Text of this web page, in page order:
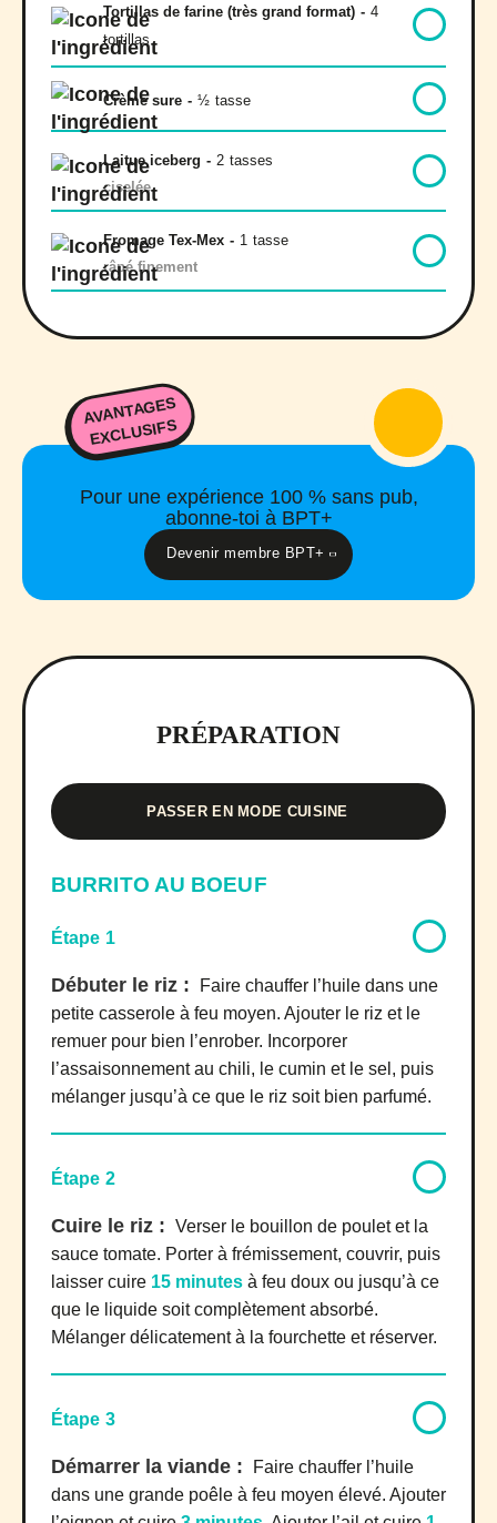
Tortillas de farine (très grand format) - 4
tortillas
Crème sure - ½ tasse
Laitue iceberg - 2 tasses
ciselée
Fromage Tex-Mex - 1 tasse
râpé finement
AVANTAGES
EXCLUSIFS
Pour une expérience 100 % sans pub,
abonne-toi à BPT+
Devenir membre BPT+
PRÉPARATION
PASSER EN MODE CUISINE
BURRITO AU BOEUF
Étape 1
Débuter le riz :
Faire chauffer l’huile dans une
petite casserole à feu moyen. Ajouter le riz et le
remuer pour bien l’enrober. Incorporer
l’assaisonnement au chili, le cumin et le sel, puis
mélanger jusqu’à ce que le riz soit bien parfumé.
Étape 2
Cuire le riz : Verser le bouillon de poulet et la
sauce tomate. Porter à frémissement, couvrir, puis
laisser cuire 15 minutes à feu doux ou jusqu’à ce
que le liquide soit complètement absorbé.
Mélanger délicatement à la fourchette et réserver.
Étape 3
Démarrer la viande :
Faire chauffer l’huile
dans une grande poêle à feu moyen élevé. Ajouter